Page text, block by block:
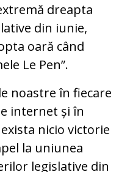
dreapta
din iunie,
oară când
Le Pen”.
noastre în fiecare
internet și în
nicio victorie
la uniunea
legislative din